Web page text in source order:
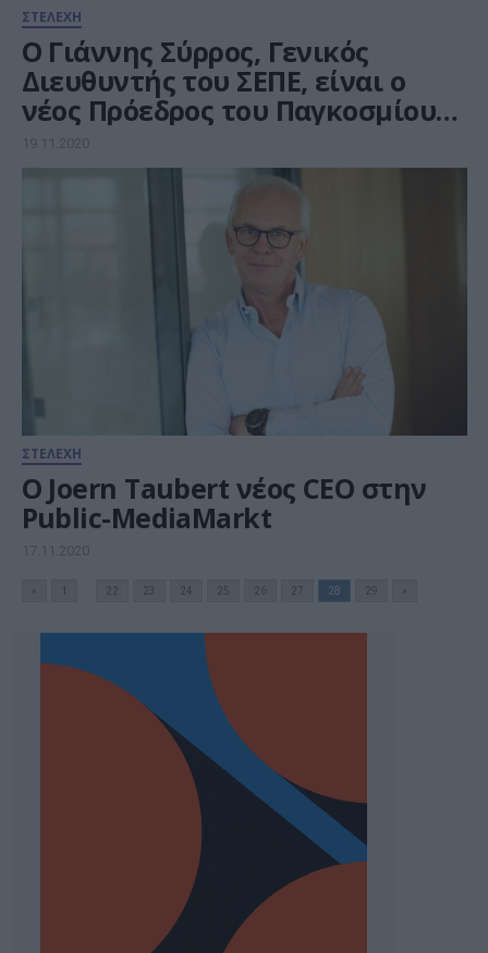
ΣΤΕΛΕΧΗ
Ο Γιάννης Σύρρος, Γενικός
Διευθυντής του ΣΕΠΕ, είναι ο
νέος Πρόεδρος του Παγκοσμίου
Συνδέσμου Πληροφορικής και
Υπηρεσιών Τεχνολογίας (WITSA)
19.11.2020
ΣΤΕΛΕΧΗ
O Joern Taubert νέος CEO στην
Public-MediaMarkt
17.11.2020
22 23 24 25 26 27 28 29